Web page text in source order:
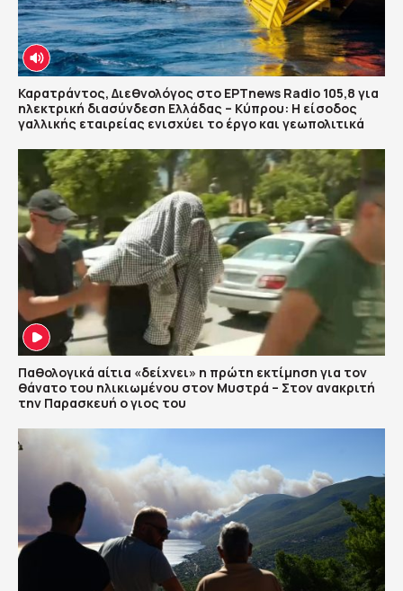
Καρατράντος, Διεθνολόγος στο ΕΡΤnews Radio 105,8 για
ηλεκτρική διασύνδεση Ελλάδας – Κύπρου: Η είσοδος
γαλλικής εταιρείας ενισχύει το έργο και γεωπολιτικά
Παθολογικά αίτια «δείχνει» η πρώτη εκτίμηση για τον
θάνατο του ηλικιωμένου στον Μυστρά – Στον ανακριτή
την Παρασκευή ο γιος του